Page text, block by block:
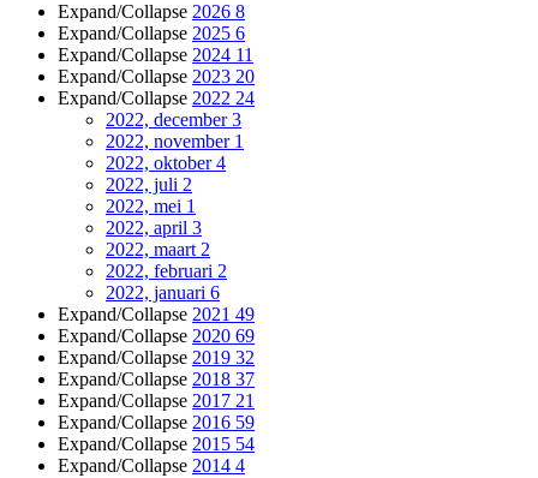
Expand/Collapse 2026 8
Expand/Collapse 2025 6
Expand/Collapse 2024 11
Expand/Collapse 2023 20
Expand/Collapse 2022 24
2022, december3
2022, november 1
2022, oktober4
2022, juli 2
2022, mei 1
2022, april 3
2022, maart 2
2022, februari 2
2022, januari 6
Expand/Collapse 2021 49
Expand/Collapse 2020 69
Expand/Collapse 2019 32
Expand/Collapse 2018 37
Expand/Collapse 2017 21
Expand/Collapse 2016 59
Expand/Collapse 2015 54
Expand/Collapse 2014 4